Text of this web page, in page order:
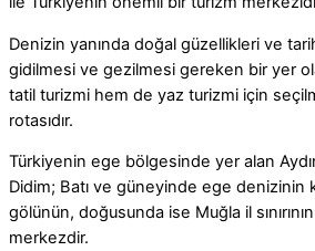
Denizin yanında doğal güzellikleri ve
gidilmesi ve gezilmesi gereken bir yer
tatil turizmi hem de yaz turizmi için
rotasıdır.
Türkiyenin ege bölgesinde yer alan
Didim; Batı ve güneyinde ege denizinin
gölünün, doğusunda ise Muğla il
merkezdir.